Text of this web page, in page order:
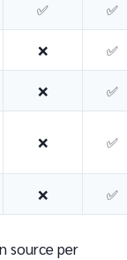
✅ ✅
❌ ✅
❌ ✅
❌ ✅
❌ ✅
source per